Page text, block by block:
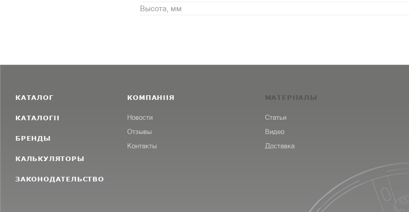
Высота, мм
КАТАЛОГ
КАТАЛОГИ
БРЕНДЫ
КАЛЬКУЛЯТОРЫ
ЗАКОНОДАТЕЛЬСТВО
КОМПАНИЯ
Новости
Отзывы
Контакты
МАТЕРИАЛЫ
Статьи
Видео
Доставка